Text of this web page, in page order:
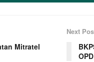
Mitratel
Next